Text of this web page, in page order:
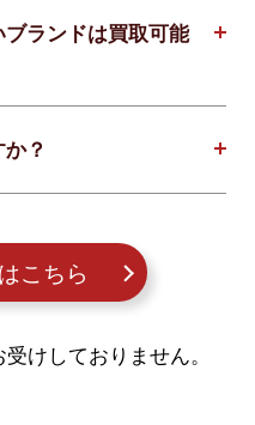
ランドは買取可能
？
こちら
けしておりません。